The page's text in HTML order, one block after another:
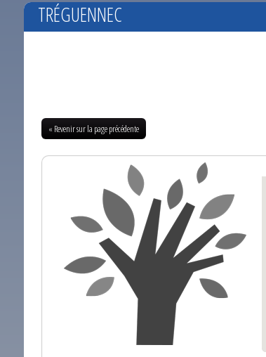
TRÉGUENNEC
« Revenir sur la page précédente